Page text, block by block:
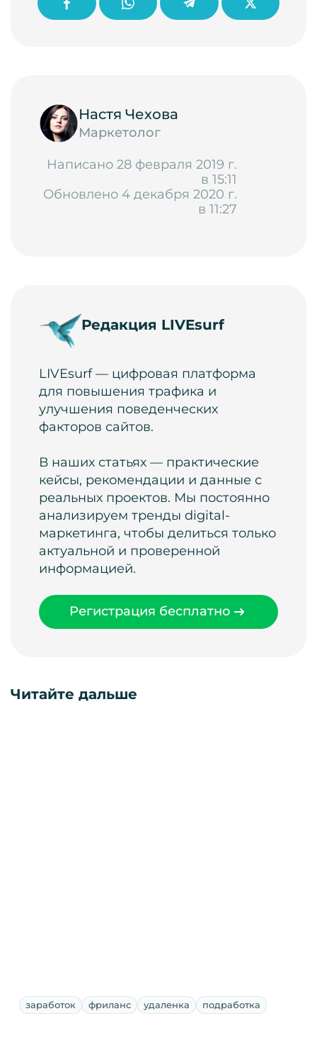
Настя Чехова
Маркетолог
Написано 28 февраля 2019 г.
в 15:11
Обновлено 4 декабря 2020 г.
в 11:27
Редакция LIVEsurf
LIVEsurf — цифровая платформа
для повышения трафика и
улучшения поведенческих
факторов сайтов.
В наших статьях — практические
кейсы, рекомендации и данные с
реальных проектов. Мы постоянно
анализируем тренды digital-
маркетинга, чтобы делиться только
актуальной и проверенной
информацией.
Регистрация бесплатно
Читайте дальше
заработок фриланс удаленка подработка